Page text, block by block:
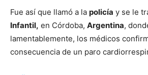
Fue así que llamó a la policía y se le
Infantil, en Córdoba, Argentina,
lamentablemente, los médicos
consecuencia de un paro